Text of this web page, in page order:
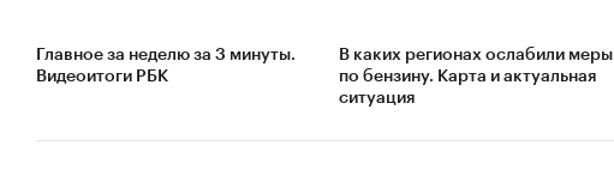
Главное за неделю за 3 минуты.
Видеоитоги РБК
В каких регионах ослабили меры
по бензину. Карта и актуальная
ситуация